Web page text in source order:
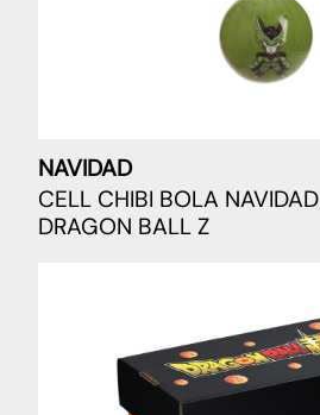
NAVIDAD
CELL CHIBI BOLA NAVIDAD
DRAGON BALL Z